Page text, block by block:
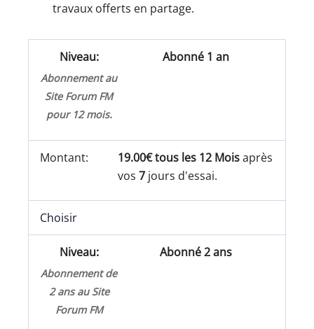
travaux offerts en partage.
Abonné 1 an
Abonnement au
Site Forum FM
pour 12 mois.
19.00€ tous les 12 Moisaprès
vos7 jours d'essai.
Choisir
Abonné 2 ans
Abonnement de
2 ans au Site
Forum FM